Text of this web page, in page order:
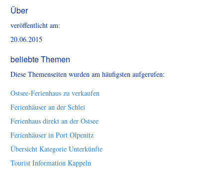
Über
veröffentlicht am:
20.06.2015
beliebte Themen
Diese Themenseiten wurden am häufigsten aufgerufen:
Ostsee-Ferienhaus zu verkaufen
Ferienhäuser an der Schlei
Ferienhaus direkt an der Ostsee
Ferienhäuser in Port Olpenitz
Übersicht Kategorie Unterkünfte
Tourist Information Kappeln